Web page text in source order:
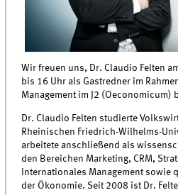
Wir freuen uns, Dr. Claudio Felten
bis 16 Uhr als Gastredner im
Management im J2 (Oeconomicum)
Dr. Claudio Felten studierte
Rheinischen Friedrich-Wilhelms-
arbeitete anschließend als
den Bereichen Marketing, CRM,
Internationales Management sowie
der Ökonomie. Seit 2008 ist Dr.